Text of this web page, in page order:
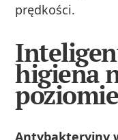
prędkości.
higiena
poziomie